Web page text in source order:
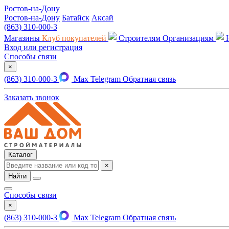
Ростов-на-Дону
Ростов-на-Дону Батайск Аксай
(863) 310-000-3
Магазины Клуб покупателей Строителям Организациям
Вход или регистрация
Способы связи
×
(863) 310-000-3 Max Telegram Обратная связь
Заказать звонок
Каталог
×
Найти
Способы связи
×
(863) 310-000-3 Max Telegram Обратная связь